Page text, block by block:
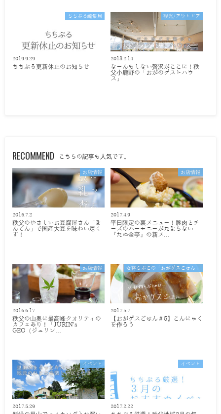
ちちぶる編集局
2019.9.29
ちちぶる更新休止のお知らせ
観光/アウトドア
2018.2.14
なーんもしない贅沢がここに！秩
父小鹿野の「おがのゲストハウ
ス」
RECOMMEND こちらの記事も人気です。
お店情報
2016.7.2
秩父のやさしいお豆腐屋さん「ま
んてん」で国産大豆を味わい尽く
す！
お店情報
2017.4.9
平日限定の裏メニュー！豚肉とチ
ーズのハーモニーがたまらない
『たぬ金亭』の新メ…
お店情報
2016.6.17
秩父の山奥に最高峰クオリティの
カフェあり！「JURIN's
GEO（ジュリン…
女将らぶこの「おがゲスごはん」
2017.5.7
【おがゲスごはん＃5】こんにゃく
を作ろう
イベント
2017.5.29
イベント
2017.2.22